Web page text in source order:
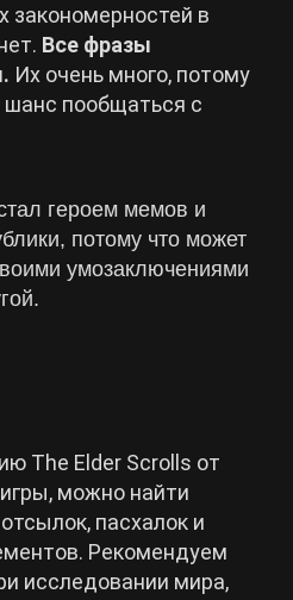
закономерностей в
Все фразы
Их очень много, потому
пообщаться с
героем мемов и
потому что может
умозаключениями
The Elder Scrolls от
можно найти
пасхалок и
Рекомендуем
исследовании мира,